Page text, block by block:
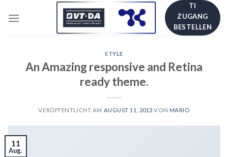
TI
ZUGANG
BESTELLEN
STYLE
An Amazing responsive and Retina
ready theme.
VERÖFFENTLICHT AM AUGUST 11, 2013 VON MARIO
11
Aug.